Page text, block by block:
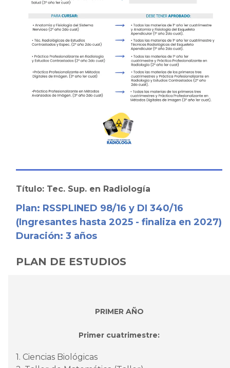
Título: Tec. Sup. en Radiología
Plan: RSSPLINED 98/16 y DI 340/16
(Ingresantes hasta 2025 - finaliza en 2027)
Duración: 3 años
PLAN DE ESTUDIOS
PRIMER AÑO
Primer cuatrimestre:
1. Ciencias Biológicas